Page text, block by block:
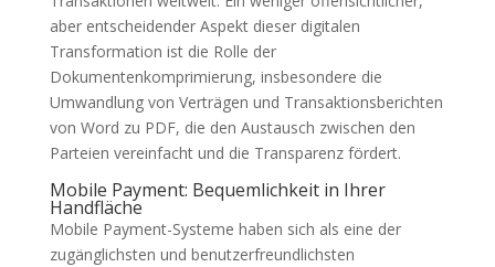
aber entscheidender Aspekt dieser digitalen
Transformation ist die Rolle der
Dokumentenkomprimierung, insbesondere die
Umwandlung von Verträgen und Transaktionsberichten
von Word zu PDF, die den Austausch zwischen den
Parteien vereinfacht und die Transparenz fördert.
Mobile Payment: Bequemlichkeit in Ihrer
Handfläche
Mobile Payment-Systeme haben sich als eine der
zugänglichsten und benutzerfreundlichsten